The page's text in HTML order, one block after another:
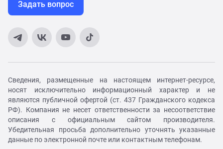
Задать вопрос
Сведения, размещенные на настоящем интернет-ресурсе,
носят исключительно информационный характер и не
являются публичной офертой (ст. 437 Гражданского кодекса
РФ). Компания не несет ответственности за несоответствие
описания с официальным сайтом производителя.
Убедительная просьба дополнительно уточнять указанные
данные по электронной почте или контактным телефонам.